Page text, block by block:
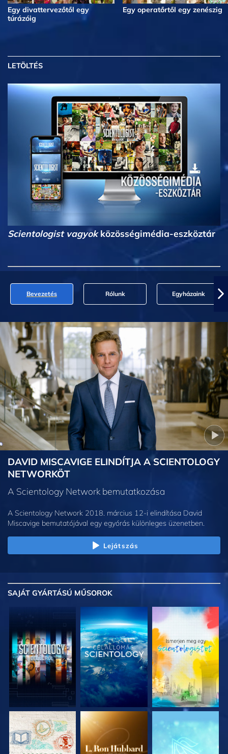
Egy divattervezőtől egy
túrázóig
Egy operatőrtől egy zenészig
LETÖLTÉS
Scientologist vagyokközösségimédia-eszköztár
Bevezetés Rólunk Egyházaink
DAVID MISCAVIGE ELINDÍTJA A SCIENTOLOGY
NETWORKÖT
A Scientology Network bemutatkozása
A Scientology Network 2018. március 12-i elindítása David
Miscavige bemutatójával egy egyórás különleges üzenetben.
Lejátszás
SAJÁT GYÁRTÁSÚ MŰSOROK
A SOROZAT
A SOROZAT
A SOROZAT